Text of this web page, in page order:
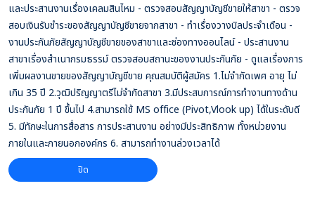
และประสานงานเรื่องเคลมสินไหม - ตรวจสอบสัญญาบัญชีขายให้สาขา - ตรวจ
สอบเงินรับชำระของสัญญาบัญชีขายจากสาขา - ทำเรื่องวางบิลประจำเดือน -
งานประกันภัยสัญญาบัญชีขายของสาขาและช่องทางออนไลน์ - ประสานงาน
สาขาเรื่องสำเนากรมธรรม์ ตรวจสอบสถานะของงานประกันภัย - ดูแลเรื่องการ
เพิ่มผลงานขายของสัญญาบัญชีขาย คุณสมบัติผู้สมัคร 1.ไม่จำกัดเพศ อายุ ไม่
เกิน 35 ปี 2.วุฒิปริญญาตรีไม่จำกัดสาขา 3.มีประสบการณ์การทำงานทางด้าน
ประกันภัย 1 ปี ขึ้นไป 4.สามารถใช้ MS office (Pivot,Vlook up) ได้ในระดับดี
5. มีทักษะในการสื่อสาร การประสานงาน อย่างมีประสิทธิภาพ ทั้งหน่วยงาน
ภายในและภายนอกองค์กร 6. สามารถทำงานล่วงเวลาได้
ปิด